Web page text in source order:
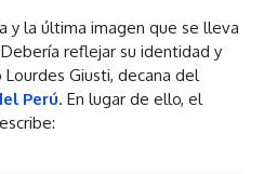
y la última imagen que se lleva
reflejar su identidad y
Giusti, decana del
Perú. En lugar de ello, el